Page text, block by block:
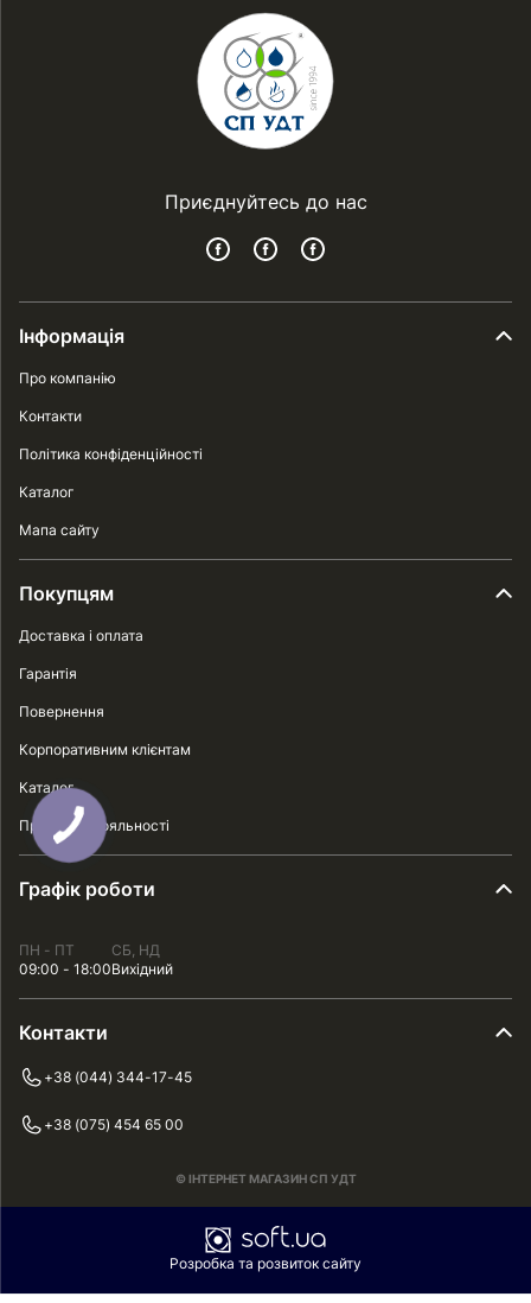
Приєднуйтесь до нас
Інформація
Про компанію
Контакти
Політика конфіденційності
Каталог
Мапа сайту
Покупцям
Доставка і оплата
Гарантія
Повернення
Корпоративним клієнтам
Каталог
Програма лояльності
Графік роботи
ПН - ПТ
09:00 - 18:00
СБ, НД
Вихідний
Контакти
+38 (044) 344-17-45
+38 (075) 454 65 00
© ІНТЕРНЕТ МАГАЗИН СП УДТ
Розробка та розвиток сайту